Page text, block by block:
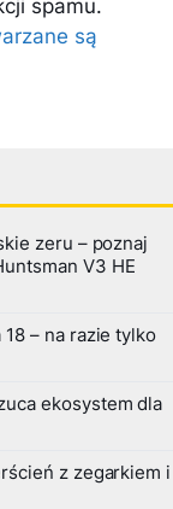
spamu.
są
zeru – poznaj
V3 HE
18 – na razie tylko
ekosystem dla
z zegarkiem i